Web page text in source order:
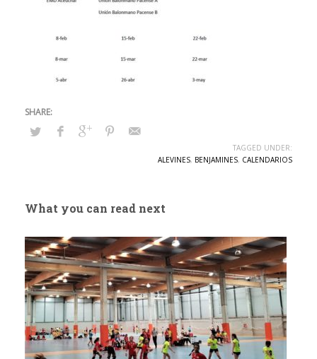
TAGGED UNDER:
ALEVINES, BENJAMINES, CALENDARIOS
What you can read next